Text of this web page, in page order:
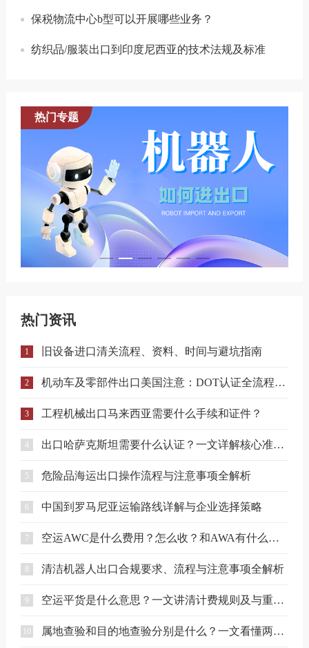
保税物流中心b型可以开展哪些业务？
纺织品/服装出口到印度尼西亚的技术法规及标准
热门专题
热门资讯
1 旧设备进口清关流程、资料、时间与避坑指南
2 机动车及零部件出口美国注意：DOT认证全流程与合规要点详解
3 工程机械出口马来西亚需要什么手续和证件？
4 出口哈萨克斯坦需要什么认证？一文详解核心准入要求
5 危险品海运出口操作流程与注意事项全解析
6 中国到罗马尼亚运输路线详解与企业选择策略
7 空运AWC是什么费用？怎么收？和AWA有什么区别？
清洁机器人出口合规要求、流程与注意事项全解析
9 空运平货是什么意思？一文讲清计费规则及与重货、泡货的区别
属地查验和目的地查验分别是什么？一文看懂两者区别